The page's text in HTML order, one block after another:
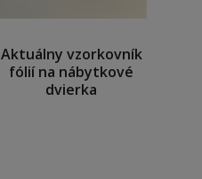
Aktuálny vzorkovník
fólií na nábytkové
dvierka